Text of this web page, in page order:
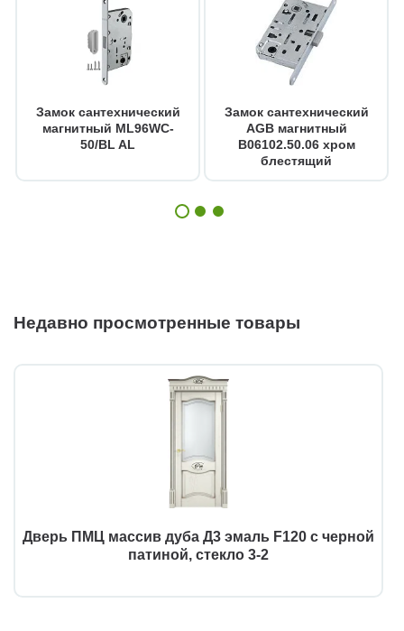
Замок сантехнический
магнитный ML96WC-
50/BL AL
Замок сантехнический
AGB магнитный
B06102.50.06 хром
блестящий
Недавно просмотренные товары
Дверь ПМЦ массив дуба Д3 эмаль F120 с черной
патиной, стекло 3-2